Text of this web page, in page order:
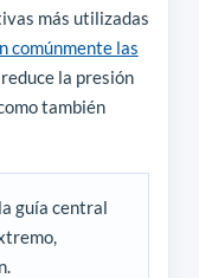
más utilizadas
comúnmente las
la presión
también
guía central